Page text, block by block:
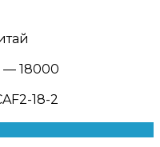
— 18000
18-2